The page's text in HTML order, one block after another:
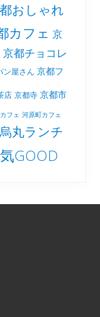
おしゃれ
カフェ 京
京都チョコレ
ン屋さん 京都フ
店 京都寺 京都市
フェ 河原町カフェ
烏丸ランチ
GOOD